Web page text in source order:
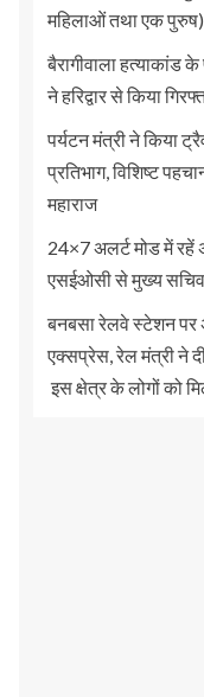
महिलाओं तथा एक पुरुष)
बैरागीवाला हत्याकांड
ने हरिद्वार से किया
पर्यटन मंत्री ने किया
प्रतिभाग, विशिष्ट
महाराज
24×7 अलर्ट मोड में रहें
एसईओसी से मुख्य सचिव
बनबसा रेलवे स्टेशन
एक्सप्रेस, रेल मंत्री ने
इस क्षेत्र के लोगों को